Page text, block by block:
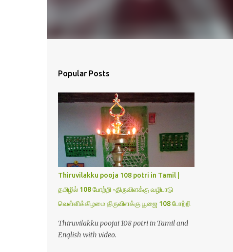
Popular Posts
Thiruvilakku pooja 108 potri in Tamil |
தமிழில் 108 போற்றி -திருவிளக்கு வழிபாடு
வெள்ளிக்கிழமை திருவிளக்கு பூஜை 108 போற்றி
Thiruvilakku poojai 108 potri in Tamil and
English with video.